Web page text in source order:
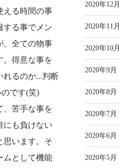
える時間の事
する事でメン
、全ての物事
。得意な事を
れるのか...判断
です(笑)
、苦手な事を
にも負けない
思います。そ
ムとして機能
2020年12月
2020年11月
2020年10月
2020年9月
2020年8月
2020年7月
2020年6月
2020年5月